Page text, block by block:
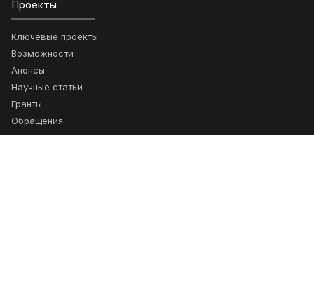
Проекты
Ключевые проекты
Возможности
Анонсы
Научные статьи
Гранты
Обращения